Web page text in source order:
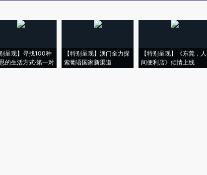
别呈现】寻找100种
的生活方式·第一对
【特别呈现】澳门全力探
索葡语国家新渠道
【特别呈现】《东莞，人
间便利店》倾情上线